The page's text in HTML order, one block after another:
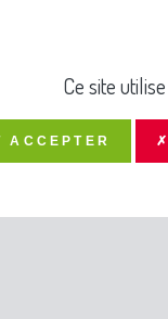
OBLIGATOIRE POUR
Ce site
ACCEPTER